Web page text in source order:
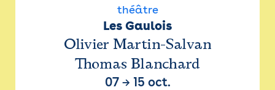
théâtre
Les Gaulois
Olivier Martin-Salvan
Thomas Blanchard
07→ 15 oct.